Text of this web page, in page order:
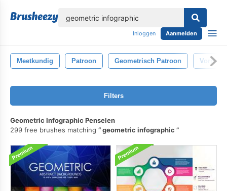
Inloggen Aanmelden
Meetkundig Patroon Geometrisch Patroon Vormen
Filters
Geometric Infographic Penselen
299 free brushes matching
geometric infographic